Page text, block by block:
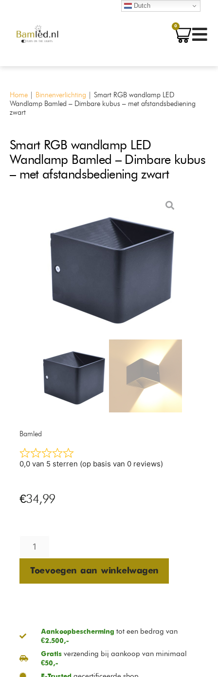
0
Home | Binnenverlichting | Smart RGB wandlamp LED
Wandlamp Bamled – Dimbare kubus – met afstandsbediening
zwart
Smart RGB wandlamp LED
Wandlamp Bamled – Dimbare kubus
– met afstandsbediening zwart
Bamled
0,0 van 5 sterren (op basis van 0 reviews)
€34,99
Toevoegen aan winkelwagen
Aankoopbescherming tot een bedrag van
€2.500,-
Gratisverzending bij aankoop van minimaal
€50,-
Dutch